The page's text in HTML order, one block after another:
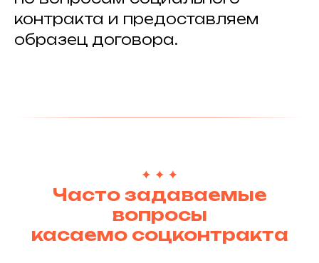
контракта и предоставляем
образец договора.
Часто задаваемые
вопросы
касаемо соцконтракта